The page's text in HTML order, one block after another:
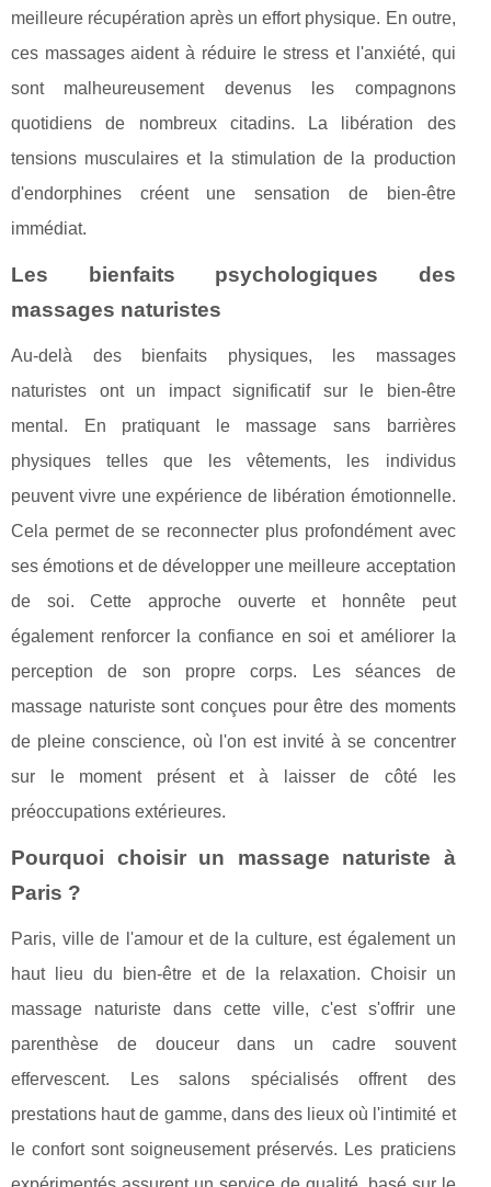
meilleure récupération après un effort physique. En outre,
ces massages aident à réduire le stress et l'anxiété, qui
sont malheureusement devenus les compagnons
quotidiens de nombreux citadins. La libération des
tensions musculaires et la stimulation de la production
d'endorphines créent une sensation de bien-être
immédiat.
Les bienfaits psychologiques des
massages naturistes
Au-delà des bienfaits physiques, les massages
naturistes ont un impact significatif sur le bien-être
mental. En pratiquant le massage sans barrières
physiques telles que les vêtements, les individus
peuvent vivre une expérience de libération émotionnelle.
Cela permet de se reconnecter plus profondément avec
ses émotions et de développer une meilleure acceptation
de soi. Cette approche ouverte et honnête peut
également renforcer la confiance en soi et améliorer la
perception de son propre corps. Les séances de
massage naturiste sont conçues pour être des moments
de pleine conscience, où l'on est invité à se concentrer
sur le moment présent et à laisser de côté les
préoccupations extérieures.
Pourquoi choisir un massage naturiste à
Paris ?
Paris, ville de l'amour et de la culture, est également un
haut lieu du bien-être et de la relaxation. Choisir un
massage naturiste dans cette ville, c'est s'offrir une
parenthèse de douceur dans un cadre souvent
effervescent. Les salons spécialisés offrent des
prestations haut de gamme, dans des lieux où l'intimité et
le confort sont soigneusement préservés. Les praticiens